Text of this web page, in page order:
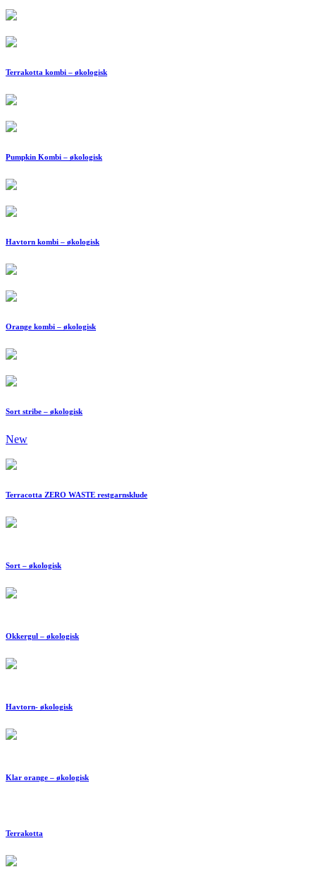
Terrakotta kombi – økologisk
Pumpkin Kombi – økologisk
Havtorn kombi – økologisk
Orange kombi – økologisk
Sort stribe – økologisk
New
Terracotta ZERO WASTE restgarnsklude
Sort – økologisk
Okkergul – økologisk
Havtorn- økologisk
Klar orange – økologisk
Terrakotta